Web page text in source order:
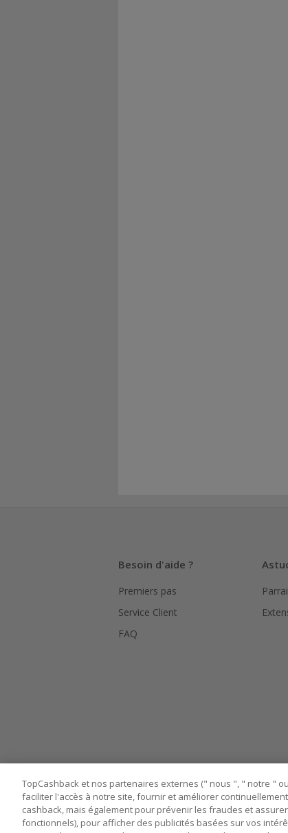
Besoin d'aide ?
Premiers pas
Service Client
FAQ
TopCashback et nos partenaires externes (" nous ", " notre "
faciliter l'accès à notre site, fournir et améliorer
cashback, mais également pour prévenir les fraudes et
fonctionnels), pour afficher des publicités basées sur vos